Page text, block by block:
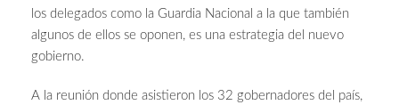
los delegados como la Guardia Nacional a la que también
algunos de ellos se oponen, es una estrategia del nuevo
gobierno.
A la reunión donde asistieron los 32 gobernadores del país,